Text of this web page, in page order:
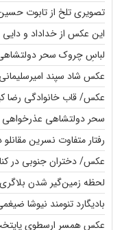
تصویری تلخ از تابوت
این عکس از خداداد و
لباسِ چروک سحر
عکس شاد سپند
عکس/ قاب خانوادگی رضا
سحر دولتشاهی
رفتار متفاوت نسرین
عکس/ دختران جنوبی در
لحظه زمین‌گیر شدن
بادیگارد تنومند نیوشا
عکس همسر ارسطوی